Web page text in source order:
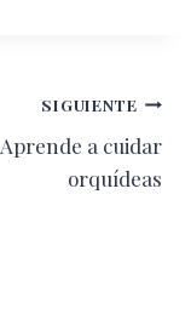
SIGUIENTE
Aprende a cuidar
orquídeas